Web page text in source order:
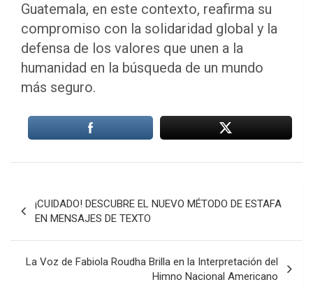
Guatemala, en este contexto, reafirma su
compromiso con la solidaridad global y la
defensa de los valores que unen a la
humanidad en la búsqueda de un mundo
más seguro.
de
entradas
¡CUIDADO! DESCUBRE EL NUEVO MÉTODO DE ESTAFA
EN MENSAJES DE TEXTO
La Voz de Fabiola Roudha Brilla en la Interpretación del
Himno Nacional Americano